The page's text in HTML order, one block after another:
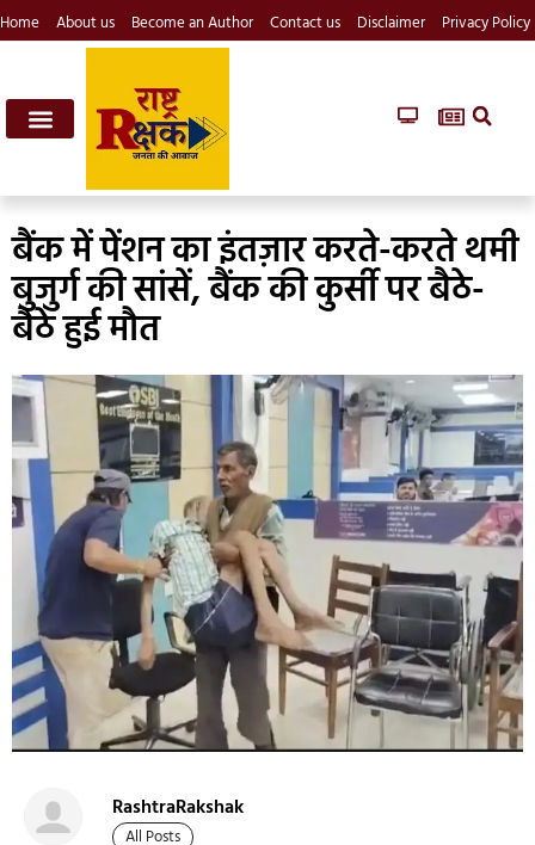
Home About us Become an Author Contact us Disclaimer Privacy Policy
बैंक में पेंशन का इंतज़ार करते-करते थमी
बुजुर्ग की सांसें, बैंक की कुर्सी पर बैठे-
बैठे हुई मौत
RashtraRakshak
All Posts